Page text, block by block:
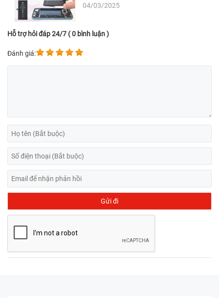
04/03/2025
Hỗ trợ hỏi đáp 24/7 ( 0 bình luận )
Đánh giá: